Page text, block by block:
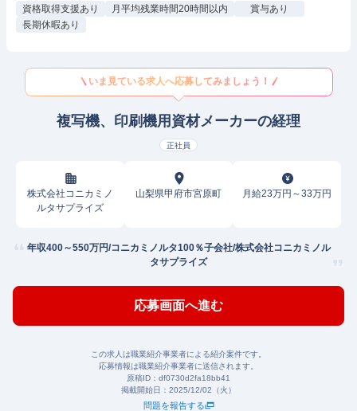
資格取得支援あり 月平均残業時間20時間以内
賞与あり
長期休暇あり
いま見ている求人へ応募してみましょう！
複写機、印刷機用資材メーカーの経理
正社員
株式会社コニカミノ
ルタサプライズ
山梨県甲府市宮原町 月給23万円～33万円
年収400～550万円/コニカミノルタ100％子会社/株式会社コニカミノル
タサプライズ
応募画面へ進む
この求人は職業紹介事業者による紹介案件です。
応募情報は職業紹介事業者に送信されます。
原稿ID： df0730d2fa18bb41
掲載開始日： 2025/12/02（火）
問題を報告する